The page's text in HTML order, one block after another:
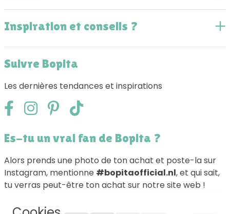
Inspiration et conseils ?
Suivre Bopita
Les dernières tendances et inspirations
Es-tu un vrai fan de Bopita ?
Alors prends une photo de ton achat et poste-la sur
Instagram, mentionne #bopitaofficial.nl, et qui sait,
tu verras peut-être ton achat sur notre site web !